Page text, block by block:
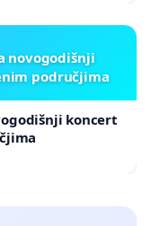
novogodišnji
područjima
koncert